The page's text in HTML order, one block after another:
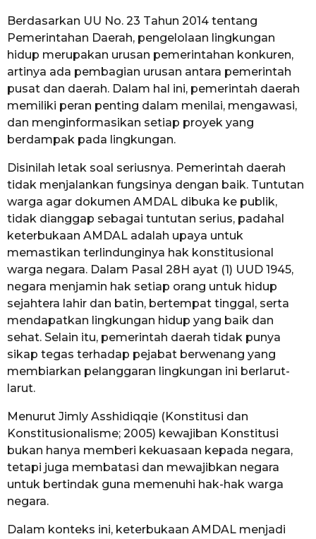
Berdasarkan UU No. 23 Tahun 2014 tentang
Pemerintahan Daerah, pengelolaan lingkungan
hidup merupakan urusan pemerintahan konkuren,
artinya ada pembagian urusan antara pemerintah
pusat dan daerah. Dalam hal ini, pemerintah daerah
memiliki peran penting dalam menilai, mengawasi,
dan menginformasikan setiap proyek yang
berdampak pada lingkungan.
Disinilah letak soal seriusnya. Pemerintah daerah
tidak menjalankan fungsinya dengan baik. Tuntutan
warga agar dokumen AMDAL dibuka ke publik,
tidak dianggap sebagai tuntutan serius, padahal
keterbukaan AMDAL adalah upaya untuk
memastikan terlindunginya hak konstitusional
warga negara. Dalam Pasal 28H ayat (1) UUD 1945,
negara menjamin hak setiap orang untuk hidup
sejahtera lahir dan batin, bertempat tinggal, serta
mendapatkan lingkungan hidup yang baik dan
sehat. Selain itu, pemerintah daerah tidak punya
sikap tegas terhadap pejabat berwenang yang
membiarkan pelanggaran lingkungan ini berlarut-
larut.
Menurut Jimly Asshidiqqie (Konstitusi dan
Konstitusionalisme; 2005) kewajiban Konstitusi
bukan hanya memberi kekuasaan kepada negara,
tetapi juga membatasi dan mewajibkan negara
untuk bertindak guna memenuhi hak-hak warga
negara.
Dalam konteks ini, keterbukaan AMDAL menjadi